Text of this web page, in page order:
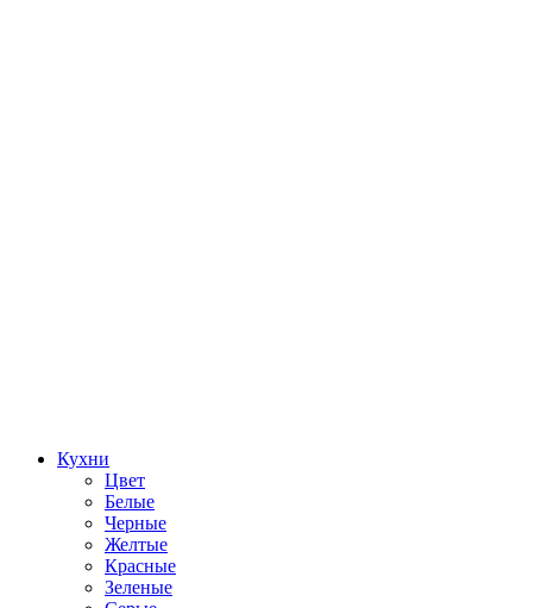
Кухни
Цвет
Белые
Черные
Желтые
Красные
Зеленые